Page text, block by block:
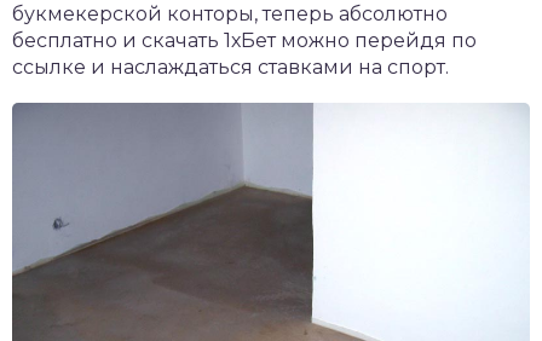
букмекерской конторы, теперь абсолютно
бесплатно и скачать 1хБетможно перейдя по
ссылке и наслаждаться ставками на спорт.